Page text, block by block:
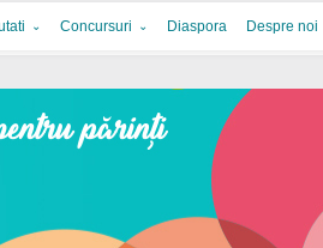
Concursuri Diaspora Despre noi